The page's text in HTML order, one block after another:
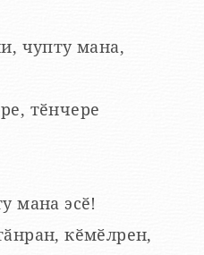
чупту мана,
тӗнчере
мана эсӗ!
кӗмӗлрен,